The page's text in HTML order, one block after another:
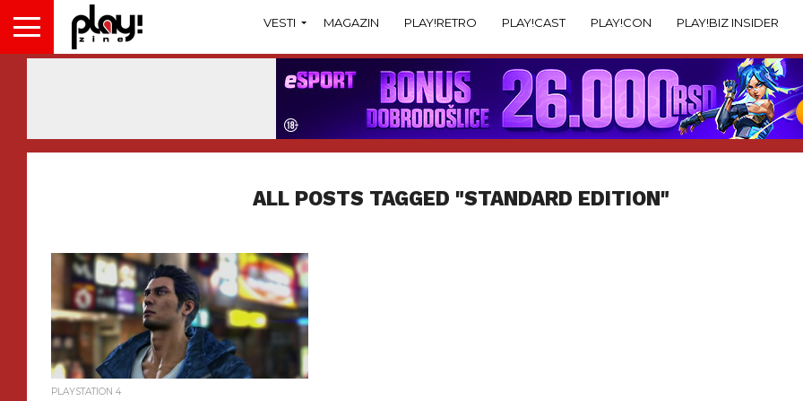
VESTI MAGAZIN PLAY!RETRO PLAY!CAST PLAY!CON PLAY!BIZ INSIDER
ALL POSTS TAGGED "STANDARD EDITION"
PLAYSTATION 4